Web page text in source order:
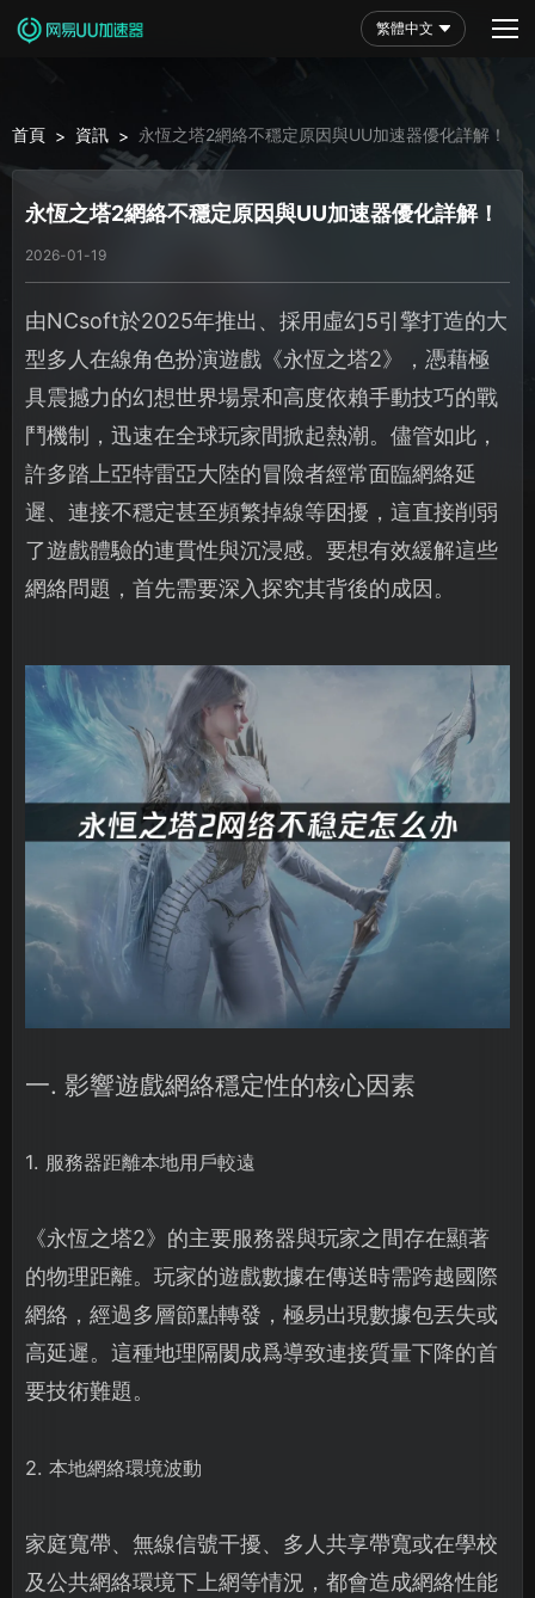
繁體中文
首頁 > 資訊 > 永恆之塔2網絡不穩定原因與UU加速器優化詳解！
永恆之塔2網絡不穩定原因與UU加速器優化詳解！
2026-01-19
由NCsoft於2025年推出、採用虛幻5引擎打造的大
型多人在線角色扮演遊戲《永恆之塔2》，憑藉極
具震撼力的幻想世界場景和高度依賴手動技巧的戰
鬥機制，迅速在全球玩家間掀起熱潮。儘管如此，
許多踏上亞特雷亞大陸的冒險者經常面臨網絡延
遲、連接不穩定甚至頻繁掉線等困擾，這直接削弱
了遊戲體驗的連貫性與沉浸感。要想有效緩解這些
網絡問題，首先需要深入探究其背後的成因。
一. 影響遊戲網絡穩定性的核心因素
1. 服務器距離本地用戶較遠
《永恆之塔2》的主要服務器與玩家之間存在顯著
的物理距離。玩家的遊戲數據在傳送時需跨越國際
網絡，經過多層節點轉發，極易出現數據包丟失或
高延遲。這種地理隔閡成爲導致連接質量下降的首
要技術難題。
2. 本地網絡環境波動
家庭寬帶、無線信號干擾、多人共享帶寬或在學校
及公共網絡環境下上網等情況，都會造成網絡性能